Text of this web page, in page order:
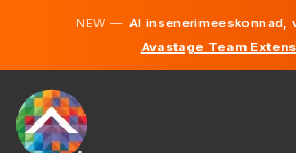
NEW —AI insenerimeeskonnad,
Avastage Team